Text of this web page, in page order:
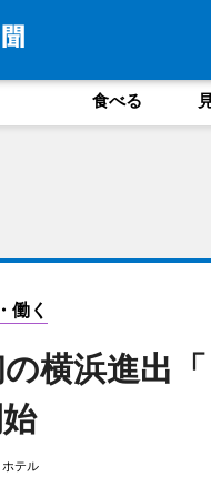
食べる
働く
の横浜進出
ホテル